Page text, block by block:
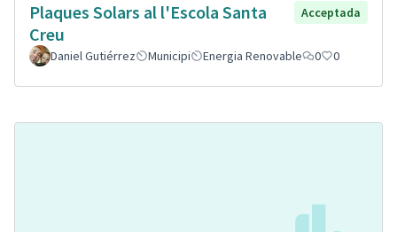
Plaques Solars al l'Escola Santa
Creu
Acceptada
Daniel Gutiérrez Municipi Energia Renovable 0 0